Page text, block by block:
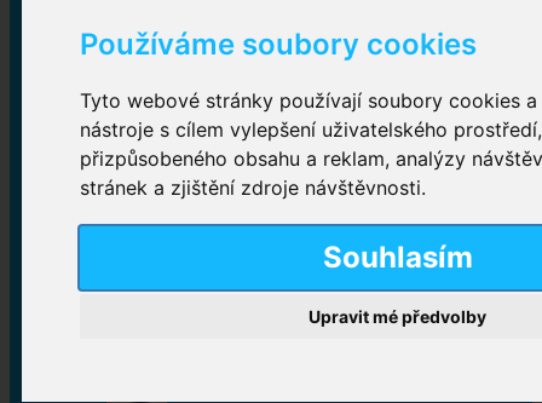
Používáme soubory cookies
Tyto webové stránky používají soubory cookies
nástroje s cílem vylepšení uživatelského
přizpůsobeného obsahu a reklam, analýzy
stránek a zjištění zdroje návštěvnosti.
Souhlasím
Upravit mé předvolby
Inkontinenční kalhotky
Plenkové kalhotky navlékací,Plenkové kalhotky
zalepovací,Inkontinenční kalhotky dámské
Inkontinenční vložky